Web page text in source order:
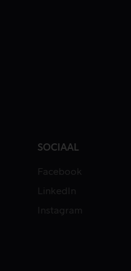
SOCIAAL
Facebook
LinkedIn
Instagram